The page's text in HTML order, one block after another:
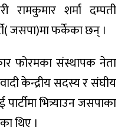
रामकुमार शर्मा दम्पती
जसपा)मा फर्केका छन् ।
फोरमका संस्थापक नेता
केन्द्रीय सदस्य र संघीय
भित्र्याउन जसपाका
थिए ।